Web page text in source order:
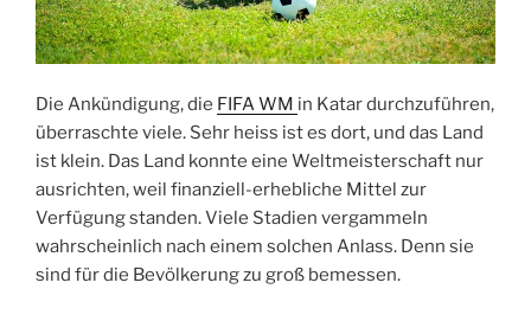
Die Ankündigung, die FIFA WM in Katar durchzuführen,
überraschte viele. Sehr heiss ist es dort, und das Land
ist klein. Das Land konnte eine Weltmeisterschaft nur
ausrichten, weil finanziell-erhebliche Mittel zur
Verfügung standen. Viele Stadien vergammeln
wahrscheinlich nach einem solchen Anlass. Denn sie
sind für die Bevölkerung zu groß bemessen.